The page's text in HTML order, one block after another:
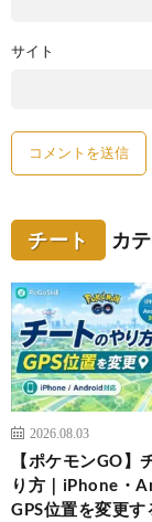
サイト
チート カ
2026.08.03
【ポケモンGO】
り方｜iPhone・
GPS位置を変更す